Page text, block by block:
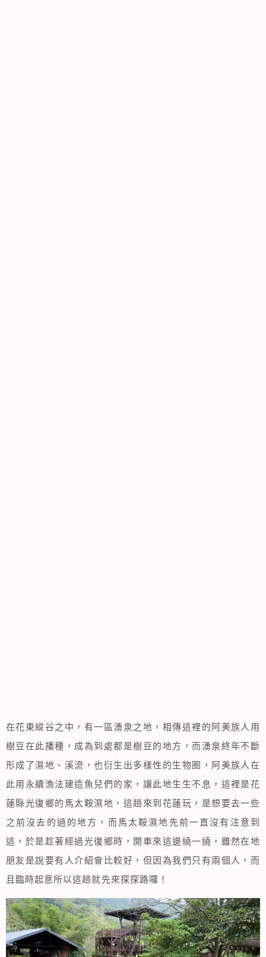
在花東縱谷之中，有一區湧泉之地，相傳這裡的阿美族人用
樹豆在此播種，成為到處都是樹豆的地方，而湧泉終年不斷
形成了濕地、溪流，也衍生出多樣性的生物圈，阿美族人在
此用永續漁法建造魚兒們的家，讓此地生生不息，這裡是花
蓮縣光復鄉的馬太鞍濕地，這趟來到花蓮玩，是想要去一些
之前沒去的過的地方，而馬太鞍濕地先前一直沒有注意到
這，於是趁著經過光復鄉時，開車來這邊繞一繞，雖然在地
朋友是說要有人介紹會比較好，但因為我們只有兩個人，而
且臨時起意所以這趟就先來探探路囉！